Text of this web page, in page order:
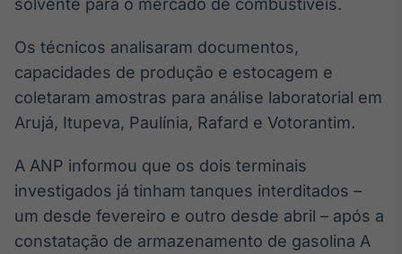
headlines de
Widgets
Componentes
funcionalidades
Broadcast
Wallboard
solvente para o mercado de combustíveis.
Os técnicos analisaram documentos,
capacidades de produção e estocagem e
coletaram amostras para análise laboratorial em
Arujá, Itupeva, Paulínia, Rafard e Votorantim.
A ANP informou que os dois terminais
investigados já tinham tanques interditados –
um desde fevereiro e outro desde abril – após a
constatação de armazenamento de gasolina A